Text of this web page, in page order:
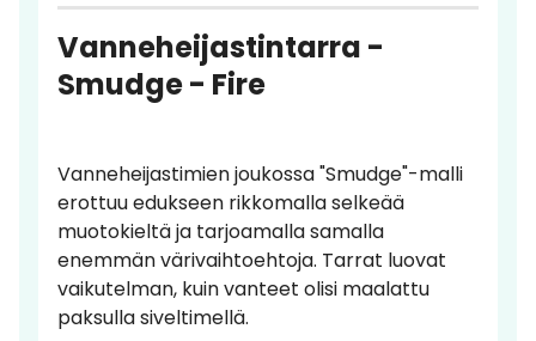
Vanneheijastintarra -
Smudge - Fire
Vanneheijastimien joukossa "Smudge"-malli
erottuu edukseen rikkomalla selkeää
muotokieltä ja tarjoamalla samalla
enemmän värivaihtoehtoja. Tarrat luovat
vaikutelman, kuin vanteet olisi maalattu
paksulla siveltimellä.